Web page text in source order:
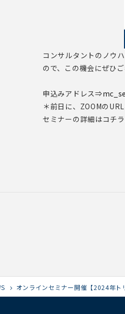
コンサルタントのノウ
ので、この機会にぜひご
申込みアドレス⇒
＊前日に、ZOOMの
セミナーの詳細はコチ
オンラインセミナー開催【2024年ト